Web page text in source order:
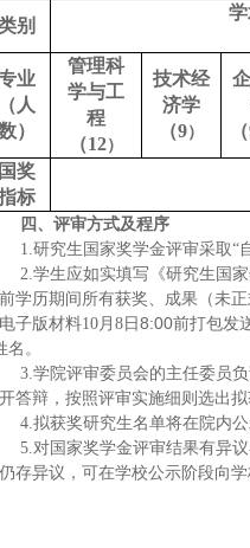
别
业
（人
）
管理科
学与工
程
（12）
技术经
济学
（9）
国奖
标
四、评审方式及程序
1. 研究生国家奖学金评审采取
2. 学生应如实填写《研究生国
学历期间所有获奖、成果（未
子版材料10月8日8:00前打包发
名。
3. 学院评审委员会的主任委员
答辩，按照评审实施细则选出拟
4. 拟获奖研究生名单将在院内
5. 对国家奖学金评审结果有异
存异议，可在学校公示阶段向